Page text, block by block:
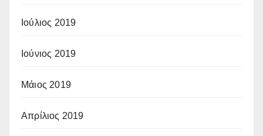
Ιούλιος 2019
Ιούνιος 2019
Μάιος 2019
Απρίλιος 2019